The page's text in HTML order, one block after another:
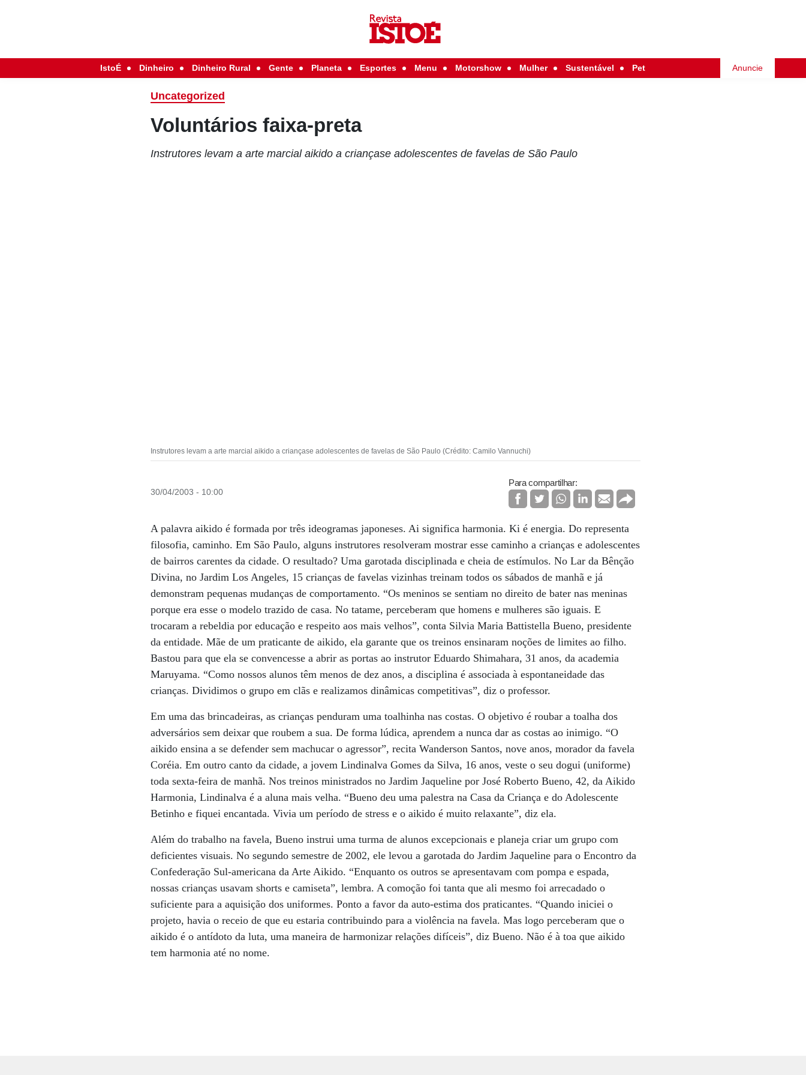
IstoÉ Dinheiro Dinheiro Rural Gente Planeta Esportes Menu Motorshow Mulher Sustentável Pet Anuncie
Uncategorized
Voluntários faixa-preta
Instrutores levam a arte marcial aikido a criançase adolescentes de favelas de São Paulo
Instrutores levam a arte marcial aikido a criançase adolescentes de favelas de São Paulo (Crédito: Camilo Vannuchi)
30/04/2003 - 10:00
Para compartilhar:
A palavra aikido é formada por três ideogramas japoneses. Ai significa harmonia. Ki é energia. Do representa
filosofia, caminho. Em São Paulo, alguns instrutores resolveram mostrar esse caminho a crianças e adolescentes
de bairros carentes da cidade. O resultado? Uma garotada disciplinada e cheia de estímulos. No Lar da Bênção
Divina, no Jardim Los Angeles, 15 crianças de favelas vizinhas treinam todos os sábados de manhã e já
demonstram pequenas mudanças de comportamento. “Os meninos se sentiam no direito de bater nas meninas
porque era esse o modelo trazido de casa. No tatame, perceberam que homens e mulheres são iguais. E
trocaram a rebeldia por educação e respeito aos mais velhos”, conta Silvia Maria Battistella Bueno, presidente
da entidade. Mãe de um praticante de aikido, ela garante que os treinos ensinaram noções de limites ao filho.
Bastou para que ela se convencesse a abrir as portas ao instrutor Eduardo Shimahara, 31 anos, da academia
Maruyama. “Como nossos alunos têm menos de dez anos, a disciplina é associada à espontaneidade das
crianças. Dividimos o grupo em clãs e realizamos dinâmicas competitivas”, diz o professor.
Em uma das brincadeiras, as crianças penduram uma toalhinha nas costas. O objetivo é roubar a toalha dos
adversários sem deixar que roubem a sua. De forma lúdica, aprendem a nunca dar as costas ao inimigo. “O
aikido ensina a se defender sem machucar o agressor”, recita Wanderson Santos, nove anos, morador da favela
Coréia. Em outro canto da cidade, a jovem Lindinalva Gomes da Silva, 16 anos, veste o seu dogui (uniforme)
toda sexta-feira de manhã. Nos treinos ministrados no Jardim Jaqueline por José Roberto Bueno, 42, da Aikido
Harmonia, Lindinalva é a aluna mais velha. “Bueno deu uma palestra na Casa da Criança e do Adolescente
Betinho e fiquei encantada. Vivia um período de stress e o aikido é muito relaxante”, diz ela.
Além do trabalho na favela, Bueno instrui uma turma de alunos excepcionais e planeja criar um grupo com
deficientes visuais. No segundo semestre de 2002, ele levou a garotada do Jardim Jaqueline para o Encontro da
Confederação Sul-americana da Arte Aikido. “Enquanto os outros se apresentavam com pompa e espada,
nossas crianças usavam shorts e camiseta”, lembra. A comoção foi tanta que ali mesmo foi arrecadado o
suficiente para a aquisição dos uniformes. Ponto a favor da auto-estima dos praticantes. “Quando iniciei o
projeto, havia o receio de que eu estaria contribuindo para a violência na favela. Mas logo perceberam que o
aikido é o antídoto da luta, uma maneira de harmonizar relações difíceis”, diz Bueno. Não é à toa que aikido
tem harmonia até no nome.